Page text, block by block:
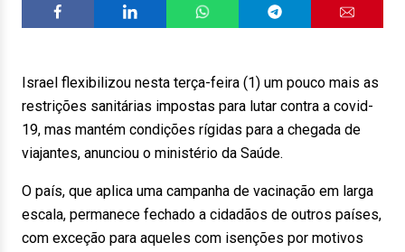
Israel flexibilizou nesta terça-feira (1) um pouco mais as
restrições sanitárias impostas para lutar contra a covid-
19, mas mantém condições rígidas para a chegada de
viajantes, anunciou o ministério da Saúde.
O país, que aplica uma campanha de vacinação em larga
escala, permanece fechado a cidadãos de outros países,
com exceção para aqueles com isenções por motivos